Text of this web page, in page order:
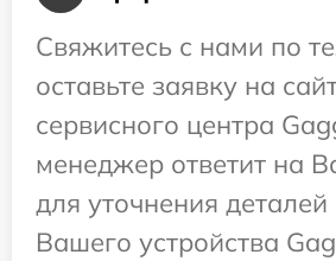
Свяжитесь с нами по
оставьте заявку на
сервисного центра
менеджер ответит на
для уточнения
Вашего устройства